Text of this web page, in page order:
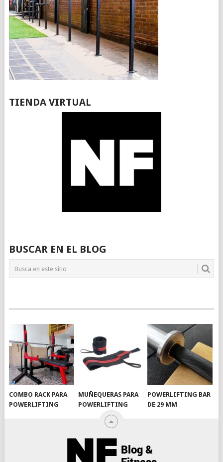
TIENDA VIRTUAL
BUSCAR EN EL BLOG
COMBO RACK PARA
POWERLIFTING
MUÑEQUERAS PARA
POWERLIFTING
POWERLIFTING BAR
DE 29 MM